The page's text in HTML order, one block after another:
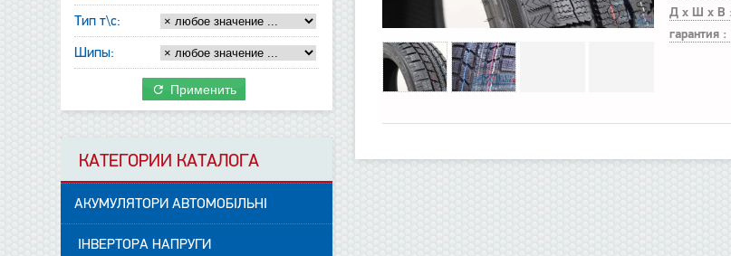
Д х Ш х В :
гарантия :
Тип т\с:
Шипы:
Применить
КАТЕГОРИИ КАТАЛОГА
АКУМУЛЯТОРИ АВТОМОБІЛЬНІ
ІНВЕРТОРА НАПРУГИ